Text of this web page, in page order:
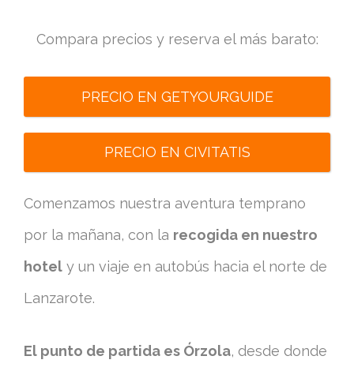
Compara precios y reserva el más barato:
PRECIO EN GETYOURGUIDE
PRECIO EN CIVITATIS
Comenzamos nuestra aventura temprano
por la mañana, con la recogida en nuestro
hotel y un viaje en autobús hacia el norte de
Lanzarote.
El punto de partida es Órzola, desde donde